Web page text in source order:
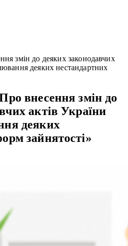
змін до деяких законодавчих
деяких нестандартних
внесення змін до
актів України
деяких
зайнятості»